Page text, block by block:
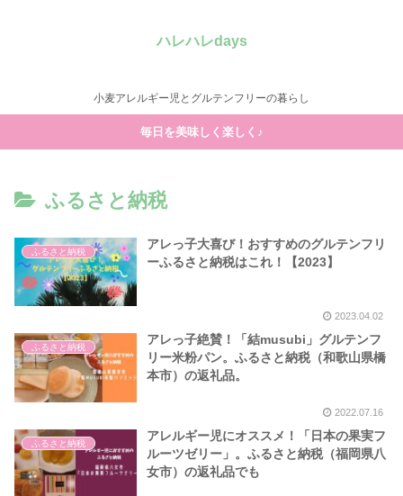
ハレハレdays
小麦アレルギー児とグルテンフリーの暮らし
毎日を美味しく楽しく♪
ふるさと納税
ふるさと納税
アレっ子大喜び！おすすめのグルテンフリ
ーふるさと納税はこれ！【2023】
2023.04.02
ふるさと納税
アレっ子絶賛！「結musubi」グルテンフ
リー米粉パン。ふるさと納税（和歌山県橋
本市）の返礼品。
2022.07.16
ふるさと納税
アレルギー児にオススメ！「日本の果実フ
ルーツゼリー」。ふるさと納税（福岡県八
女市）の返礼品でも